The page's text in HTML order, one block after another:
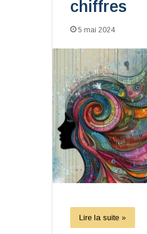
chiffres
5 mai 2024
Lire la suite »